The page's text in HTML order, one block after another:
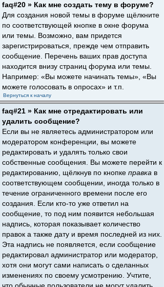
faq#20 » Как мне создать тему в форуме?
Для создания новой темы в форуме щёлкните
по соответствующей кнопке в окне форума
или темы. Возможно, вам придется
зарегистрироваться, прежде чем отправить
сообщение. Перечень ваших прав доступа
находится внизу страниц форума или темы.
Например: «Вы можете начинать темы», «Вы
можете голосовать в опросах» и т.п.
Вернуться к началу
faq#21 » Как мне отредактировать или
удалить сообщение?
Если вы не являетесь администратором или
модератором конференции, вы можете
редактировать и удалять только свои
собственные сообщения. Вы можете перейти к
редактированию, щёлкнув по кнопке правка в
соответствующем сообщении, иногда только в
течение ограниченного времени после его
создания. Если кто-то уже ответил на
сообщение, то под ним появится небольшая
надпись, которая показывает количество
правок а также дату и время последней из них.
Эта надпись не появляется, если сообщение
редактировал администратор или модератор,
хотя они могут сами написать о сделанных
изменениях по своему усмотрению. Учтите,